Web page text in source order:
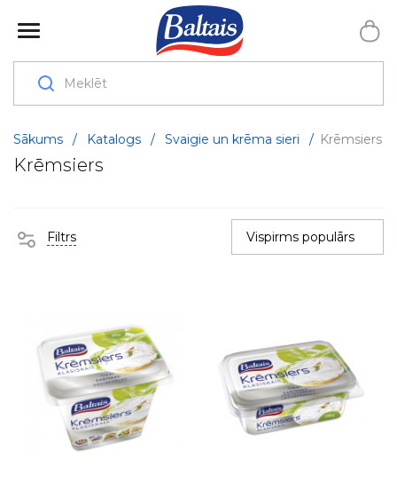
Sākums / Katalogs / Svaigie un krēma sieri / Krēmsiers
Krēmsiers
Filtrs